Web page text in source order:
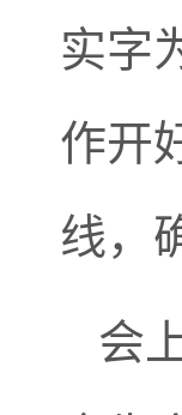
实字
作开
线，
会